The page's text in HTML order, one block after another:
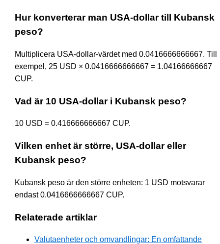
Hur konverterar man USA-dollar till Kubansk
peso?
Multiplicera USA-dollar-värdet med 0.0416666666667. Till
exempel, 25 USD × 0.0416666666667 = 1.04166666667
CUP.
Vad är 10 USA-dollar i Kubansk peso?
10 USD = 0.416666666667 CUP.
Vilken enhet är större, USA-dollar eller
Kubansk peso?
Kubansk peso är den större enheten: 1 USD motsvarar
endast 0.0416666666667 CUP.
Relaterade artiklar
Valutaenheter och omvandlingar: En omfattande